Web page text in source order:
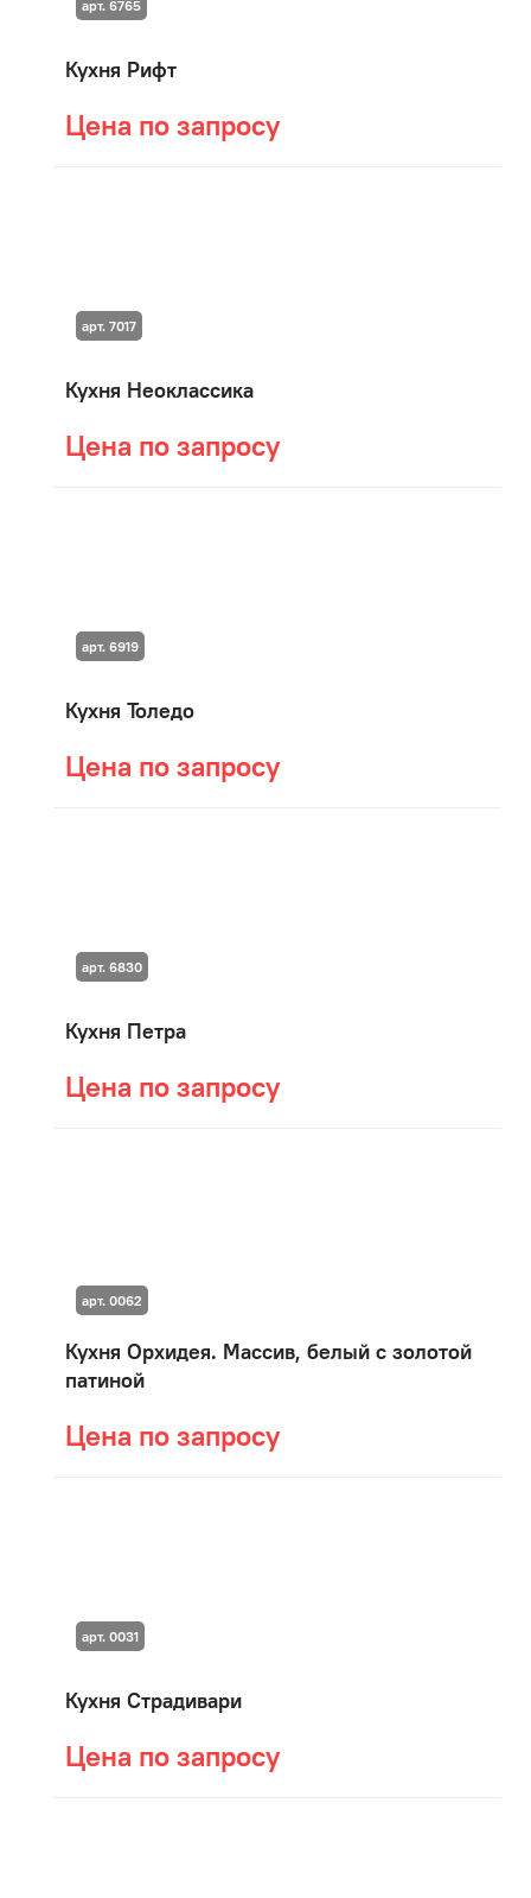
Кухня Рифт
Цена по запросу
арт. 6765
Кухня Неоклассика
Цена по запросу
арт. 7017
Кухня Толедо
Цена по запросу
арт. 6919
Кухня Петра
Цена по запросу
арт. 6830
Кухня Орхидея. Массив, белый с золотой
патиной
Цена по запросу
арт. 0062
Кухня Страдивари
Цена по запросу
арт. 0031